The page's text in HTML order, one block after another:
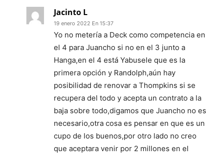
Jacinto L
19 enero 2022 En 15:37
Yo no metería a Deck como competencia en
el 4 para Juancho si no en el 3 junto a
Hanga,en el 4 está Yabusele que es la
primera opción y Randolph,aún hay
posibilidad de renovar a Thompkins si se
recupera del todo y acepta un contrato a la
baja sobre todo,digamos que Juancho no es
necesario,otra cosa es pensar en que es un
cupo de los buenos,por otro lado no creo
que aceptara venir por 2 millones en el